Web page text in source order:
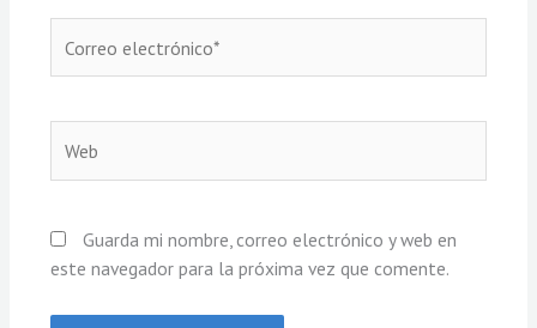
electrónico*
Guarda mi nombre, correo electrónico y web en
este navegador para la próxima vez que comente.